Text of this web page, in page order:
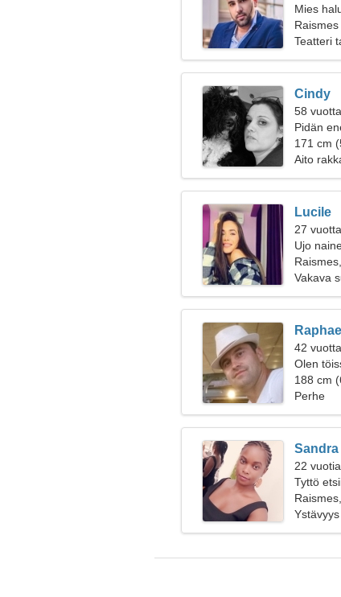
Mies
Raismes
Teatteri
Cindy
58
Pidän
171 cm
Aito
Lucile
27
Ujo
Vakava
Raphael
42
Olen
188 cm
Perhe
Sandra
22
Tyttö
Ystävyys